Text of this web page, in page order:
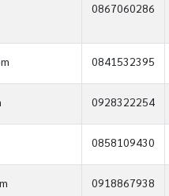
0867060286
0841532395
0928322254
0858109430
0918867938